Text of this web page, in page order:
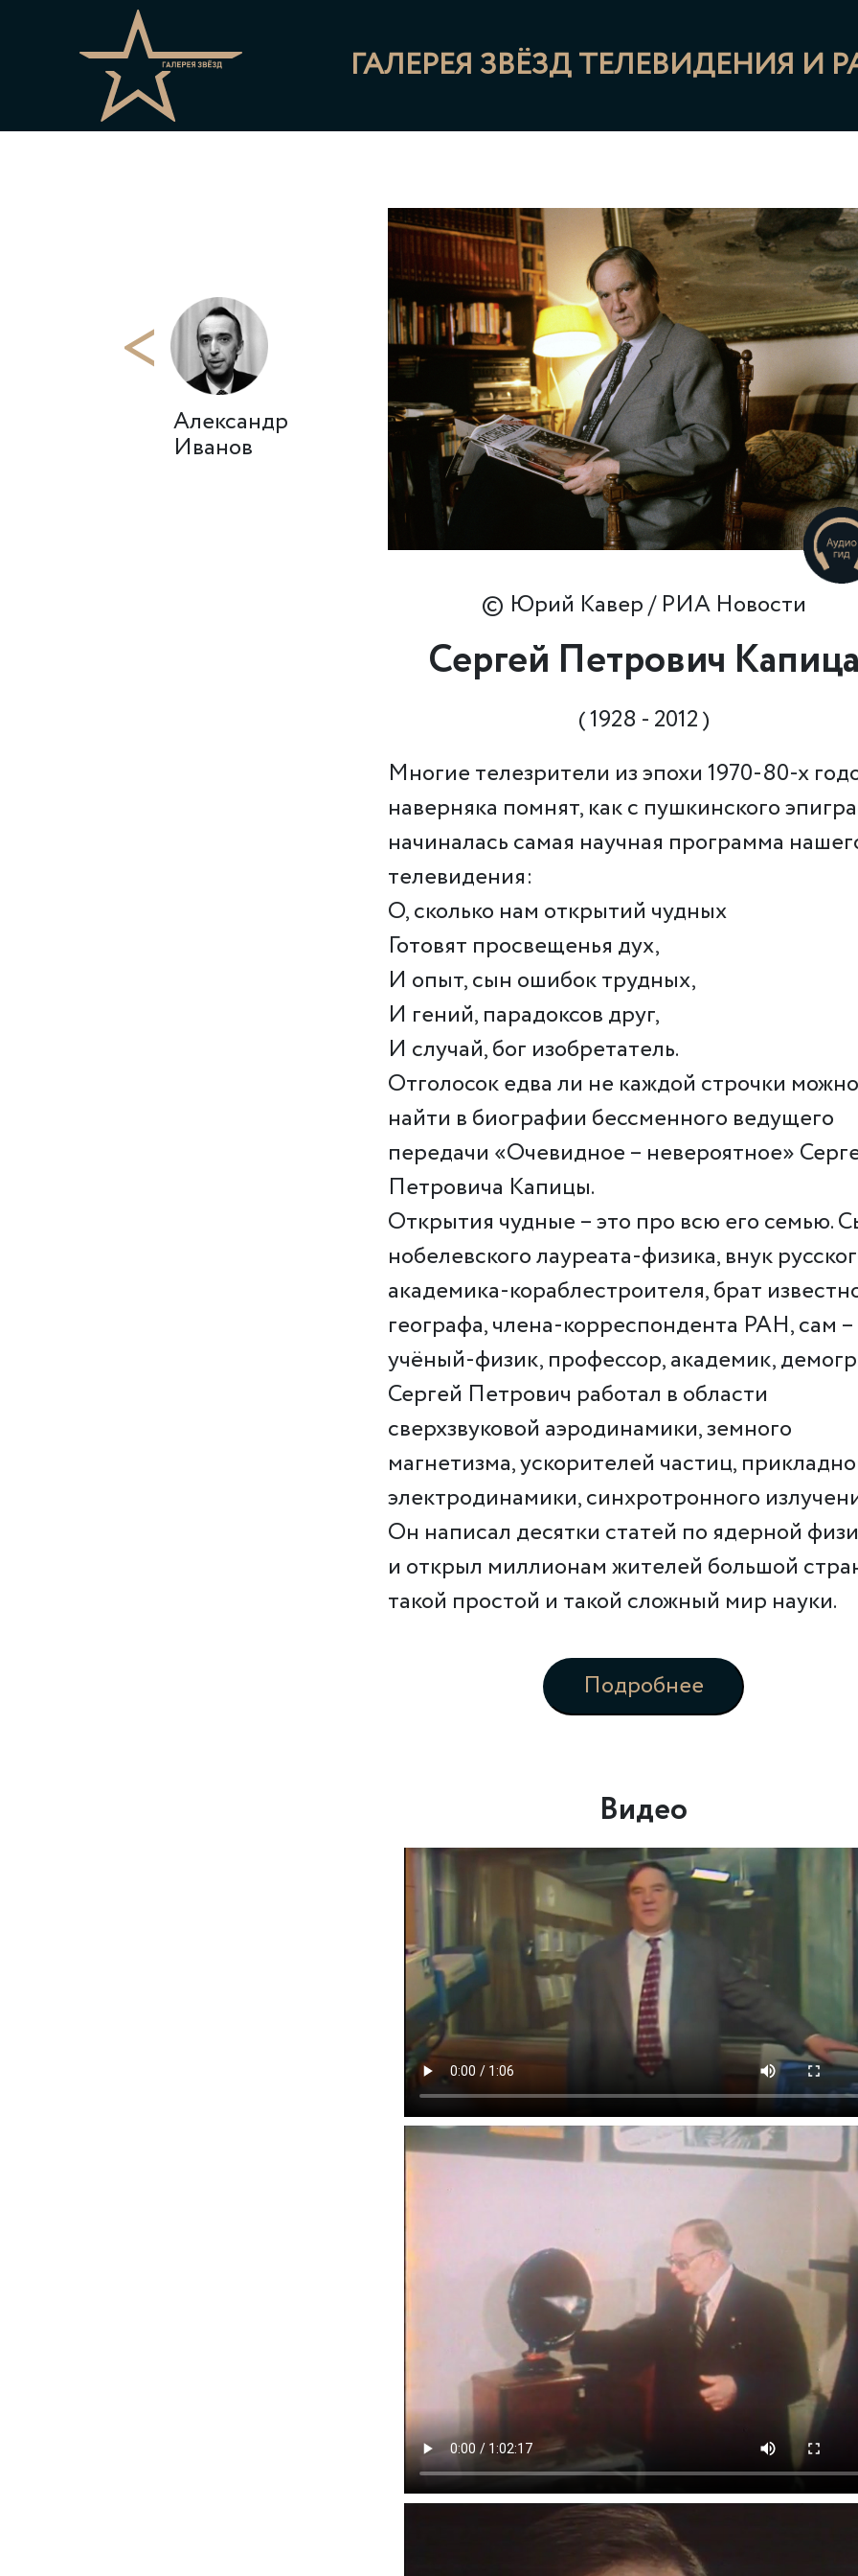
ГАЛЕРЕЯ ЗВЁЗД ТЕЛЕВИДЕНИЯ И
<
Александр
Иванов
© Юрий Кавер / РИА Новости
Сергей Петрович Капица
( 1928 - 2012 )
Многие телезрители из эпохи 1970-80-х
наверняка помнят, как с пушкинского
начиналась самая научная программа
телевидения:
О, сколько нам открытий чудных
Готовят просвещенья дух,
И опыт, сын ошибок трудных,
И гений, парадоксов друг,
И случай, бог изобретатель.
Отголосок едва ли не каждой строчки можно
найти в биографии бессменного ведущего
передачи «Очевидное – невероятное»
Петровича Капицы.
Открытия чудные – это про всю его семью.
нобелевского лауреата-физика, внук
академика-кораблестроителя, брат
географа, члена-корреспондента РАН, сам –
учёный-физик, профессор, академик,
Сергей Петрович работал в области
сверхзвуковой аэродинамики, земного
магнетизма, ускорителей частиц,
электродинамики, синхротронного
Он написал десятки статей по ядерной
и открыл миллионам жителей большой
такой простой и такой сложный мир науки.
Подробнее
Видео